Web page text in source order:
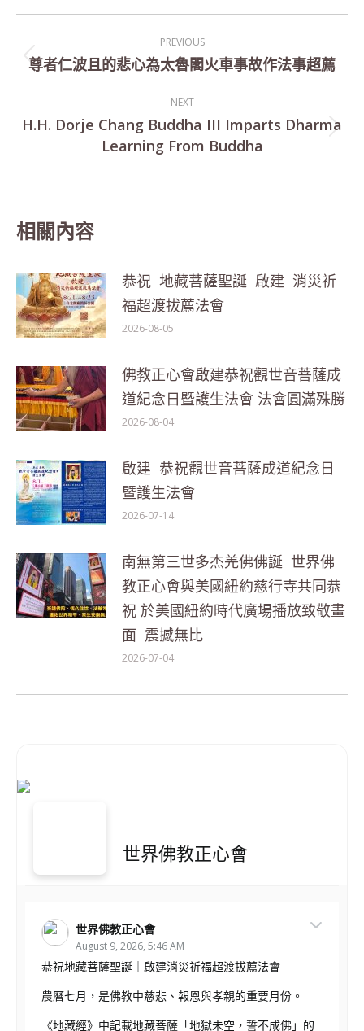
navigation
PREVIOUS
Previous
尊者仁波且的悲心為太魯閣火車事故作法事超薦
NEXT
Next
H.H. Dorje Chang Buddha III Imparts Dharma
Learning From Buddha
相關內容
恭祝 地藏菩薩聖誕 啟建 消災祈
福超渡拔薦法會
2026-08-05
佛教正心會啟建恭祝觀世音菩薩成
道紀念日暨護生法會 法會圓滿殊勝
2026-08-04
啟建 恭祝觀世音菩薩成道紀念日
暨護生法會
2026-07-14
南無第三世多杰羌佛佛誕 世界佛
教正心會與美國紐約慈行寺共同恭
祝 於美國紐約時代廣場播放致敬畫
面 震撼無比
2026-07-04
世界佛教正心會
世界佛教正心會
August 9, 2026, 5:46 AM
恭祝地藏菩薩聖誕｜啟建消災祈福超渡拔薦法會
農曆七月，是佛教中慈悲、報恩與孝親的重要月份。
《地藏經》中記載地藏菩薩「地獄未空，誓不成佛」的